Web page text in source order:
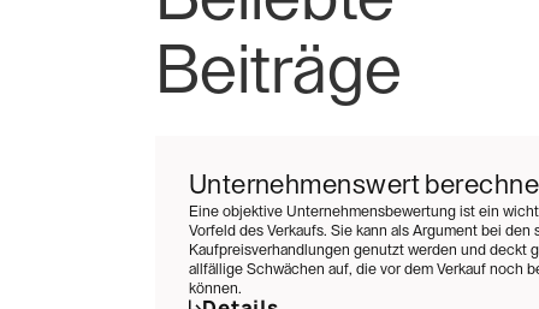
Beiträge
Unternehmenswert
Eine objektive Unternehmensbewertung ist ein
Vorfeld des Verkaufs. Sie kann als Argument bei den
Kaufpreisverhandlungen genutzt werden und deckt
allfällige Schwächen auf, die vor dem Verkauf noch
können.